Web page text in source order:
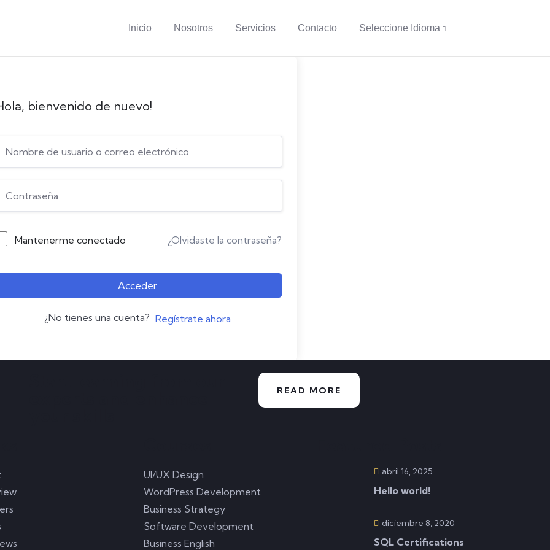
Inicio Nosotros Servicios Contacto Seleccione Idioma
bienvenido de nuevo!
Mantenerme conectado ¿Olvidaste la contraseña?
Acceder
¿No tienes una cuenta? Regístrate ahora
READ MORE
UI/UX Design
WordPress Development
Business Strategy
Software Development
Business English
abril 16, 2025
Hello world!
diciembre 8, 2020
SQL Certifications